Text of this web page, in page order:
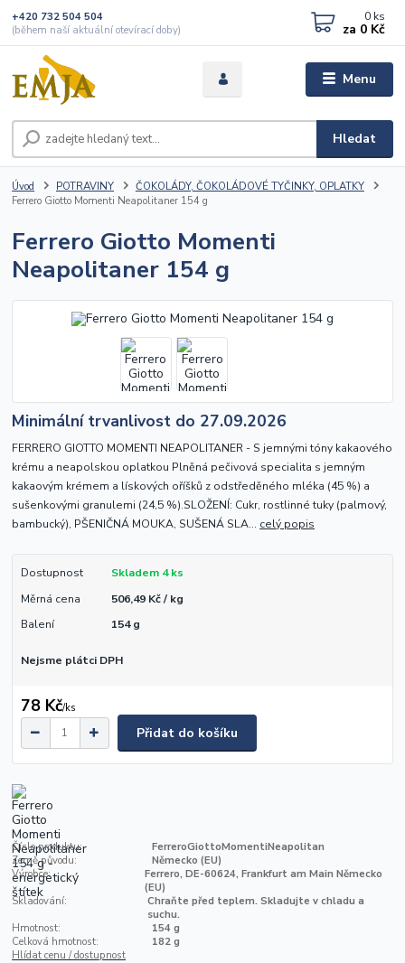
Menu
Hledat
+420 732 504 504
(během naší aktuální otevírací doby)
0 ks
za 0 Kč
Úvod POTRAVINY
ČOKOLÁDY, ČOKOLÁDOVÉ TYČINKY, OPLATKY
Ferrero Giotto Momenti Neapolitaner 154 g
Ferrero Giotto Momenti
Neapolitaner 154 g
Minimální trvanlivost do 27.09.2026
FERRERO GIOTTO MOMENTI NEAPOLITANER - S jemnými tóny kakaového
krému a neapolskou oplatkou Plněná pečivová specialita s jemným
kakaovým krémem a lískových oříšků z odstředěného mléka (45 %) a
sušenkovými granulemi (24,5 %).SLOŽENÍ: Cukr, rostlinné tuky (palmový,
bambucký), PŠENIČNÁ MOUKA, SUŠENÁ SLA... celý popis
Dostupnost
Skladem 4 ks
Měrná cena
506,49 Kč / kg
Balení
154 g
Nejsme plátci DPH
78 Kč/ks
Přidat do košíku
Číslo produktu:
FerreroGiottoMomentiNeapolitan
Země původu:
Německo (EU)
Výrobce:
Ferrero, DE-60624, Frankfurt am Main Německo
(EU)
Skladování:
Chraňte před teplem. Skladujte v chladu a
suchu.
Hmotnost:
154 g
Celková hmotnost:
182 g
Hlídat cenu / dostupnost